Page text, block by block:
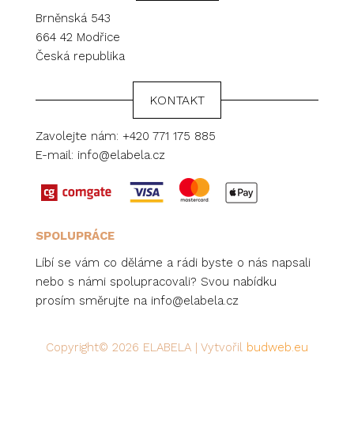
Brněnská 543
664 42 Modřice
Česká republika
KONTAKT
Zavolejte nám: +420 771 175 885
E-mail: info@elabela.cz
SPOLUPRÁCE
Líbí se vám co děláme a rádi byste o nás napsali
nebo s námi spolupracovali? Svou nabídku
prosím směrujte na info@elabela.cz
Copyright© 2026 ELABELA | Vytvořil budweb.eu